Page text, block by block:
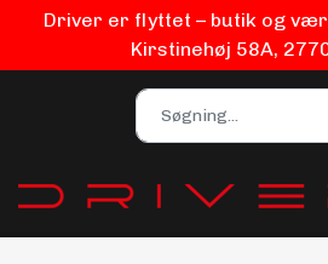
Driver er flyttet – butik og
Kirstinehøj 58A,